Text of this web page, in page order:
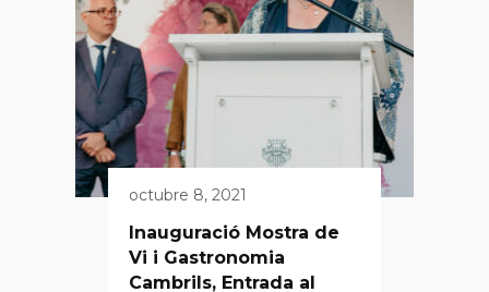
octubre 8, 2021
Inauguració Mostra de
Vi i Gastronomia
Cambrils, Entrada al